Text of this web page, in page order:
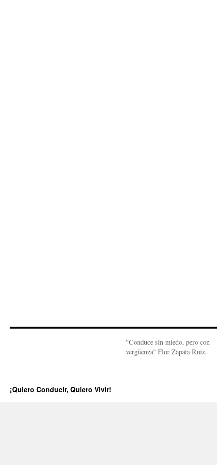
"Conduce sin miedo, pero con
vergüenza" Flor Zapata Ruiz.
¡Quiero Conducir, Quiero Vivir!